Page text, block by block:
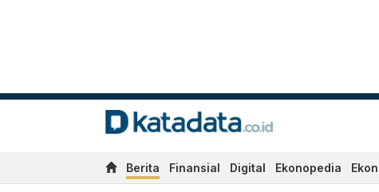
Berita Finansial Digital Ekonopedia